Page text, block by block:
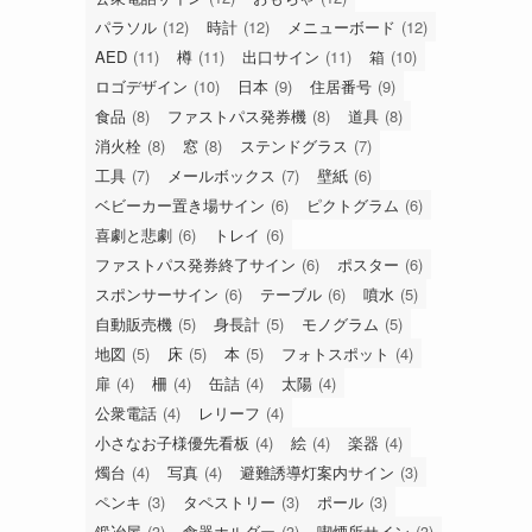
パラソル (12) 時計 (12) メニューボード (12)
AED (11) 樽 (11) 出口サイン (11) 箱 (10)
ロゴデザイン (10) 日本 (9) 住居番号 (9)
食品 (8) ファストパス発券機 (8) 道具 (8)
消火栓 (8) 窓 (8) ステンドグラス (7)
工具 (7) メールボックス (7) 壁紙 (6)
ベビーカー置き場サイン (6) ピクトグラム (6)
喜劇と悲劇 (6) トレイ (6)
ファストパス発券終了サイン (6) ポスター (6)
スポンサーサイン (6) テーブル (6) 噴水 (5)
自動販売機 (5) 身長計 (5) モノグラム (5)
地図 (5) 床 (5) 本 (5) フォトスポット (4)
扉 (4) 柵 (4) 缶詰 (4) 太陽 (4)
公衆電話 (4) レリーフ (4)
小さなお子様優先看板 (4) 絵 (4) 楽器 (4)
燭台 (4) 写真 (4) 避難誘導灯案内サイン (3)
ペンキ (3) タペストリー (3) ポール (3)